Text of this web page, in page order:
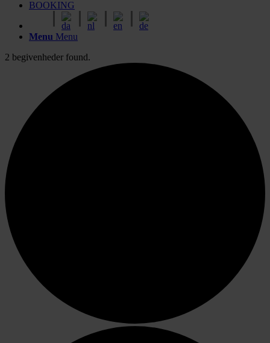
BOOKING
Menu Menu
2 begivenheder found.